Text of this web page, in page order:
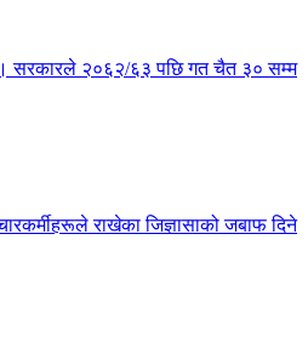
छ। सरकारले २०६२/६३ पछि गत चैत ३० सम्म
राखेका जिज्ञासाको जबाफ दिने